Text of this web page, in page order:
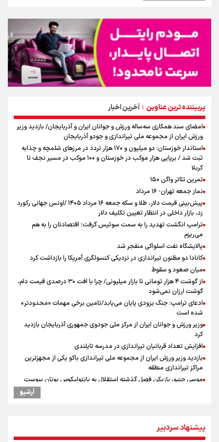
پربیننده ترین عناوین | آخرین اخبار
امضای سند همکاری سه‌ساله ورزش و جوانان ایران و آذربایجان/ بازدید وزیر
ورزش ایران از مجموعه ملی تیراندازی و جودو آذربایجان
استاندار خوزستان: دو میلیون و ۱۷۰ هزار تردد در مرزهای شلمچه و چذابه
ثبت شد / برپایی هزار موکب در خوزستان و ۱۰۰ موکب در مسیر نجف تا
کربلا
تمرین تئاتر واگن ۱۵۰
نماز جمعه تهران- ۱۶ مرداد
پیش‌بینی قیمت دلار، طلا و سکه جمعه ۱۶ مرداد ۱۴۰۵ /اونس جهانی رکورد
زد، بازار داخلی در انتظار تعیین تکلیف دلار
ترامپ انگشت تهدید را به سمت سوئیس گرفت؛ اقتصادتان را به هم
می‌ریزم
پالایشگاه نفت اسلواکی منفجر شد
کانادا دو مظنون تیراندازی در نزدیکی کنسولگری آمریکا را بازداشت کرد
میان صعود و سقوط
از گوشت ۴ هزار تومانی تا بازار میلیونی/ چرا با افت ۳۰ درصدی قیمت دام،
گوشت ارزان نمی‌شود
ادعای ترامپ: جنگ بزودی پایان می‌یابد/تامین برخی مهمات «محدودتر»
شده است
وزیر ورزش و جوانان ایران از مرکز ملی جودوی جمهوری آذربایجان بازدید
کرد
افزایش تعداد قربانیان تیراندازی در مدرسه تایلندی
بازدید وزیر ورزش ایران از مجموعه ملی تیراندازی باکو یکی از مجهزترین
مراکز تیراندازی منطقه
موسی جنپو، بازیکن فصل گذشته استقلال به پانتولیکوس یونان پیوست
دانیال شه‌بخش: اردوی ازبکستان کیفیت فنی تیم ملی را بالا برد/ برای
ورزشکاران سنگنوردی
یمن، ایستاده در برابر تحریم و تجاوز
آرشیو
پیشنهاد سردبیر